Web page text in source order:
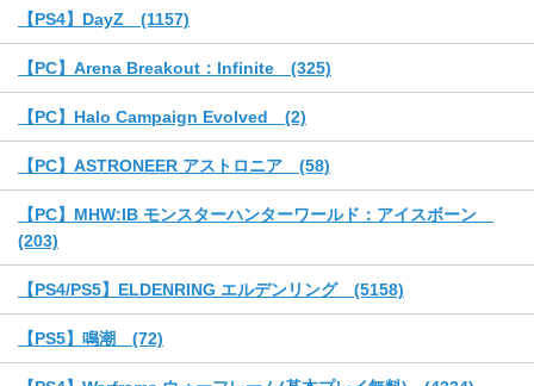
【PS4】DayZ (1157)
【PC】Arena Breakout：Infinite (325)
【PC】Halo Campaign Evolved (2)
【PC】ASTRONEER アストロニア (58)
【PC】MHW:IB モンスターハンターワールド：アイスボーン
(203)
【PS4/PS5】ELDENRING エルデンリング (5158)
【PS5】鳴潮 (72)